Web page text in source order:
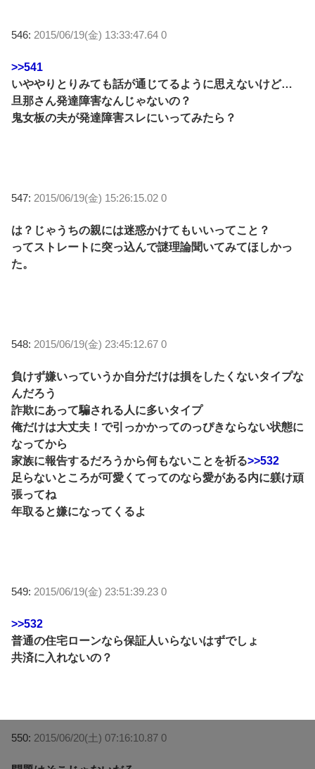
546: 2015/06/19(金) 13:33:47.64 0
>>541
いややりとりみても話が通じてるように思えないけど…
旦那さん発達障害なんじゃないの？
鬼女板の夫が発達障害スレにいってみたら？
547: 2015/06/19(金) 15:26:15.02 0
は？じゃうちの親には迷惑かけてもいいってこと？
ってストレートに突っ込んで謎理論聞いてみてほしかっ
た。
548: 2015/06/19(金) 23:45:12.67 0
負けず嫌いっていうか自分だけは損をしたくないタイプな
んだろう
詐欺にあって騙される人に多いタイプ
俺だけは大丈夫！で引っかかってのっぴきならない状態に
なってから
家族に報告するだろうから何もないことを祈る>>532
足らないところが可愛くてってのなら愛がある内に躾け頑
張ってね
年取ると嫌になってくるよ
549: 2015/06/19(金) 23:51:39.23 0
>>532
普通の住宅ローンなら保証人いらないはずでしょ
共済に入れないの？
550: 2015/06/20(土) 07:16:10.87 0